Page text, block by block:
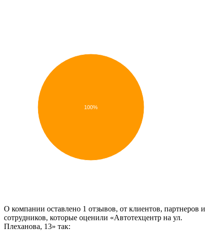
100%
О компании оставлено 1 отзывов, от клиентов, партнеров и
сотрудников, которые оценили «Автотехцентр на ул.
Плеханова, 13» так: